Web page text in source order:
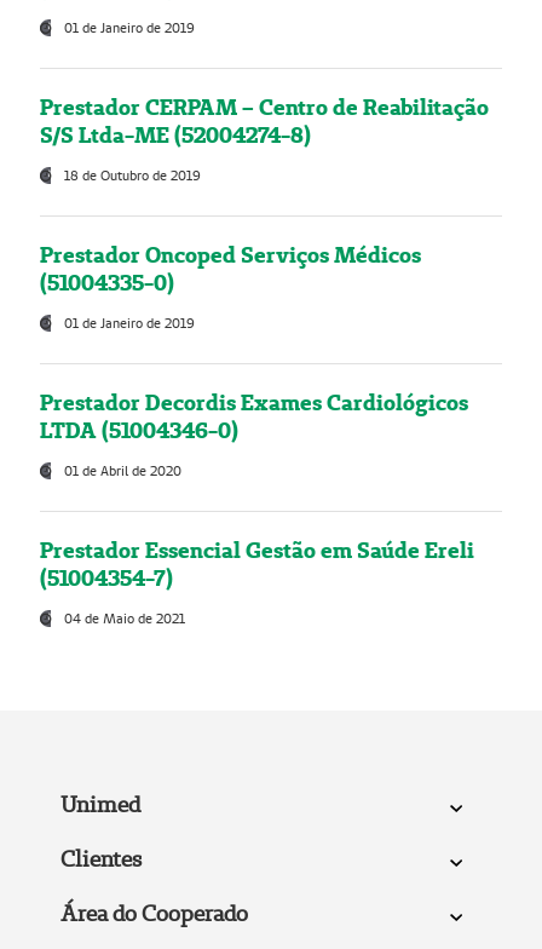
01 de Janeiro de 2019
Prestador CERPAM – Centro de Reabilitação
S/S Ltda-ME (52004274-8)
18 de Outubro de 2019
Prestador Oncoped Serviços Médicos
(51004335-0)
01 de Janeiro de 2019
Prestador Decordis Exames Cardiológicos
LTDA (51004346-0)
01 de Abril de 2020
Prestador Essencial Gestão em Saúde Ereli
(51004354-7)
04 de Maio de 2021
Unimed
Clientes
Área do Cooperado